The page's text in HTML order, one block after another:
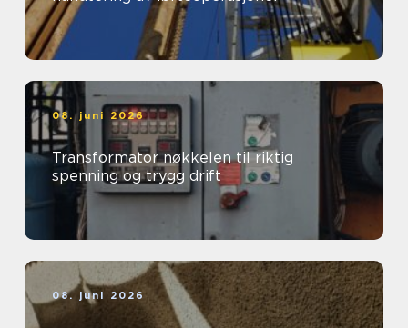
08. juni 2026
Transformator nøkkelen til riktig
spenning og trygg drift
08. juni 2026